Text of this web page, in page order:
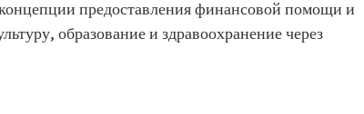
предоставления финансовой помощи и
образование и здравоохранение через